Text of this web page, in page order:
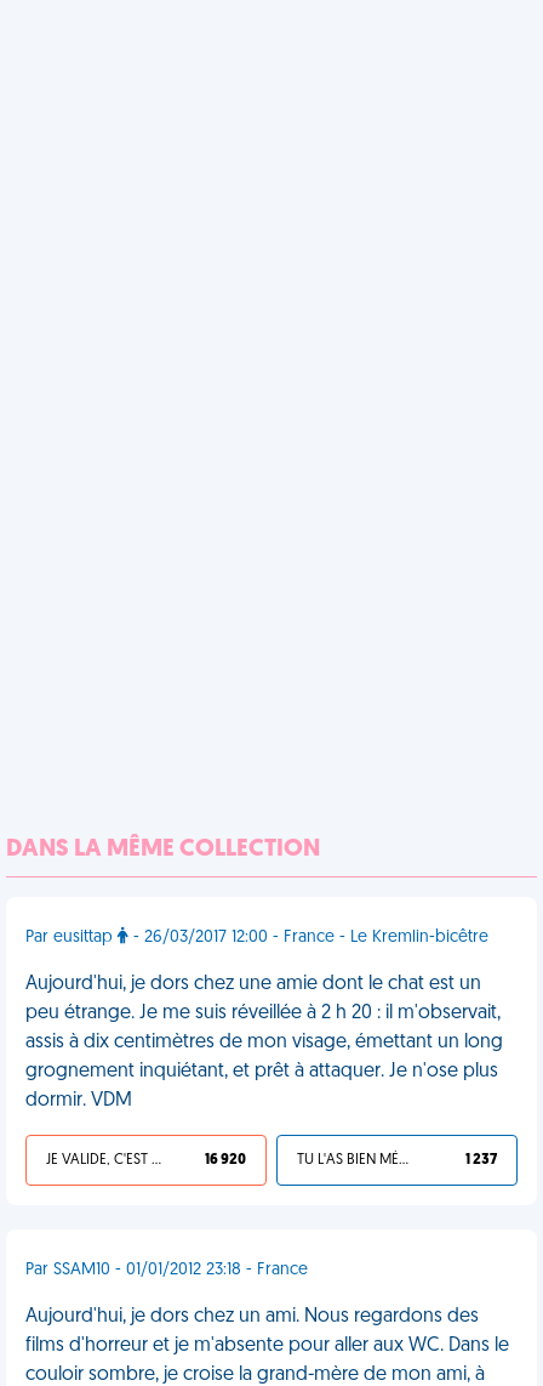
DANS LA MÊME COLLECTION
Par eusittap - 26/03/2017 12:00 - France - Le Kremlin-bicêtre
Aujourd'hui, je dors chez une amie dont le chat est un
peu étrange. Je me suis réveillée à 2 h 20 : il m'observait,
assis à dix centimètres de mon visage, émettant un long
grognement inquiétant, et prêt à attaquer. Je n'ose plus
dormir. VDM
JE VALIDE, C'EST UNE VDM 16 920 TU L'AS BIEN MÉRITÉ 1 237
Par SSAM10 - 01/01/2012 23:18 - France
Aujourd'hui, je dors chez un ami. Nous regardons des
films d'horreur et je m'absente pour aller aux WC. Dans le
couloir sombre, je croise la grand-mère de mon ami, à